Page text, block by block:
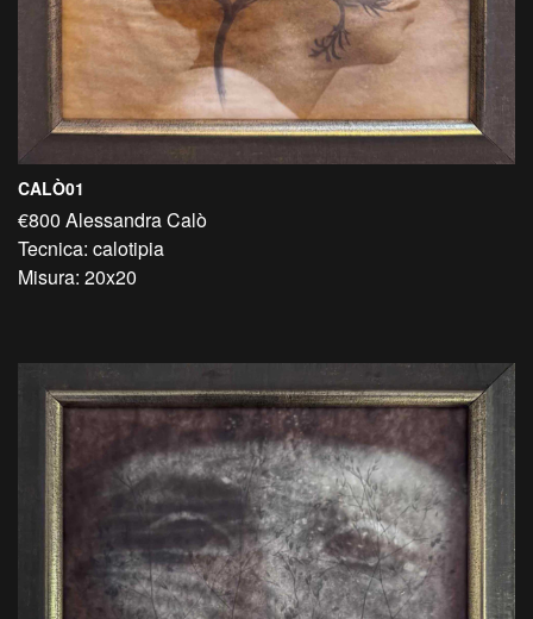
CALÒ01
€800 Alessandra Calò
Tecnica: calotipia
Misura: 20x20